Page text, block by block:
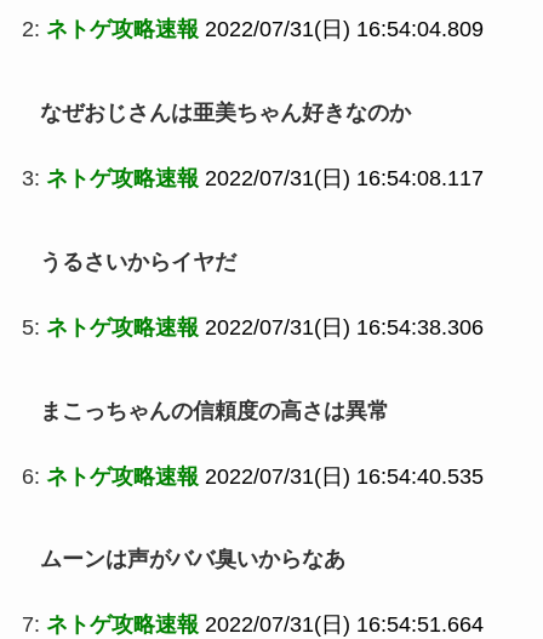
2: ネトゲ攻略速報 2022/07/31(日) 16:54:04.809
なぜおじさんは亜美ちゃん好きなのか
3: ネトゲ攻略速報 2022/07/31(日) 16:54:08.117
うるさいからイヤだ
5: ネトゲ攻略速報 2022/07/31(日) 16:54:38.306
まこっちゃんの信頼度の高さは異常
6: ネトゲ攻略速報 2022/07/31(日) 16:54:40.535
ムーンは声がババ臭いからなあ
7: ネトゲ攻略速報 2022/07/31(日) 16:54:51.664